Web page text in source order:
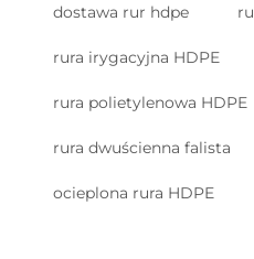
dostawa rur hdpe
rura irygacyjna HDPE
rura polietylenowa HDPE
rura dwuścienna falista
ocieplona rura HDPE